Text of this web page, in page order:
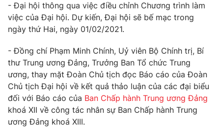
Giải sao mai
Làm đẹp
Chất lượng cuộc sống
Tuyển sinh
Học trực tuyến
Công nghệ
Hitech Công nghệ tương lai
Sản phẩm
Thị trường
Tư vấn
Giao lưu trực tuyến
Lịch phát sóng
Chuyên mục khác
- Đại hội thông qua việc điều chỉnh Chương trình làm
việc của Đại hội. Dự kiến, Đại hội sẽ bế mạc trong
ngày thứ Hai, ngày 01/02/2021.
- Đồng chí Phạm Minh Chính, Uỷ viên Bộ Chính trị, Bí
thư Trung ương Đảng, Trưởng Ban Tổ chức Trung
ương, thay mặt Đoàn Chủ tịch đọc Báo cáo của Đoàn
Chủ tịch Đại hội về kết quả thảo luận của các đại biểu
đối với Báo cáo của Ban Chấp hành Trung ương Đảng
khoá XII về công tác nhân sự Ban Chấp hành Trung
ương Đảng khoá XIII.